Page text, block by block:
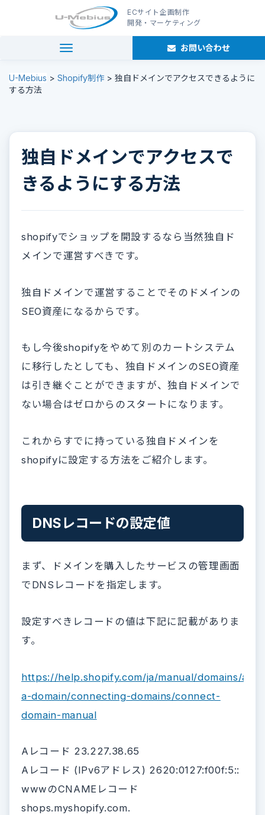
ECサイト企画制作
開発・マーケティング
navigation お問い合わせ
U-Mebius > Shopify制作 > 独自ドメインでアクセスできるように
する方法
独自ドメインでアクセスで
きるようにする方法
shopifyでショップを開設するなら当然独自ド
メインで運営すべきです。
独自ドメインで運営することでそのドメインの
SEO資産になるからです。
もし今後shopifyをやめて別のカートシステム
に移行したとしても、独自ドメインのSEO資産
は引き継ぐことができますが、独自ドメインで
ない場合はゼロからのスタートになります。
これからすでに持っている独自ドメインを
shopifyに設定する方法をご紹介します。
DNSレコードの設定値
まず、ドメインを購入したサービスの管理画面
でDNSレコードを指定します。
設定すべきレコードの値は下記に記載がありま
す。
https://help.shopify.com/ja/manual/domains/add-
a-domain/connecting-domains/connect-
domain-manual
Aレコード 23.227.38.65
Aレコード (IPv6アドレス) 2620:0127:f00f:5::
wwwのCNAMEレコード
shops.myshopify.com.